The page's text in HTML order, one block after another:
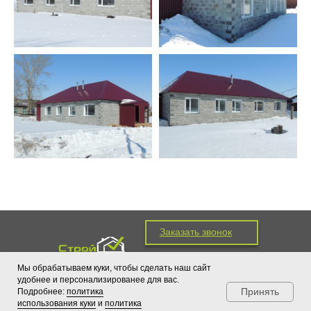
Заказать звонок
(383) 213-39-69
(383) 213-37-69
Политика обработки файлов куки
Мы обрабатываем куки, чтобы сделать наш сайт
удобнее и персонализированее для вас.
Подробнее: политика
использования куки и политика
Принять